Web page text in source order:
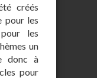
créés
pour les
les
un
donc à
pour